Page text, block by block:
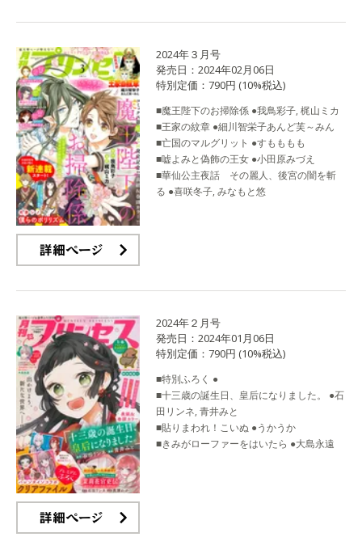
2024年３月号
発売日：2024年02月06日
特別定価：790円 (10%税込)
■魔王陛下のお掃除係 ●我鳥彩子, 梶山ミカ
■王家の紋章 ●細川智栄子あんど芙～みん
■亡国のマルグリット ●すもももも
■嘘よみと偽飾の王女 ●小田原みづえ
■華仙公主夜話 その麗人、後宮の闇を斬
る ●喜咲冬子, みなもと悠
2024年２月号
発売日：2024年01月06日
特別定価：790円 (10%税込)
■特別ふろく ●
■十三歳の誕生日、皇后になりました。 ●石
田リンネ, 青井みと
■貼りまわれ！こいぬ ●うかうか
■きみがローファーをはいたら ●大島永遠